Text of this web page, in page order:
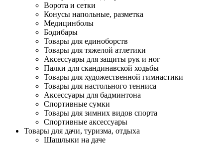
Ворота и сетки
Конусы напольные, разметка
Медицинболы
Бодибары
Товары для единоборств
Товары для тяжелой атлетики
Аксессуары для защиты рук и ног
Палки для скандинавской ходьбы
Товары для художественной гимнастики
Товары для настольного тенниса
Аксессуары для бадминтона
Спортивные сумки
Товары для зимних видов спорта
Спортивные аксессуары
Товары для дачи, туризма, отдыха
Шашлыки на даче